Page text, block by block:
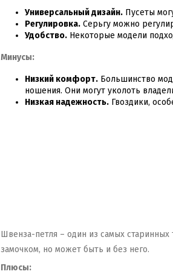
Универсальный дизайн. Пусеты
Регулировка. Серьгу можно
Удобство. Некоторые модели
Минусы:
Низкий комфорт. Большинство
ношения. Они могут уколоть
Низкая надежность. Гвоздики,
Швенза-петля – один из самых
замочком, но может быть и без него.
Плюсы: